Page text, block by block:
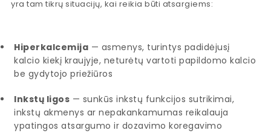
yra tam tikrų situacijų, kai reikia būti atsargiems:
Hiperkalcemija — asmenys, turintys padidėjusį
kalcio kiekį kraujyje, neturėtų vartoti papildomo kalcio
be gydytojo priežiūros
Inkstų ligos — sunkūs inkstų funkcijos sutrikimai,
inkstų akmenys ar nepakankamumas reikalauja
ypatingos atsargumo ir dozavimo koregavimo